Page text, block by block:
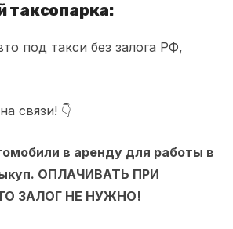
таксопарка:
под такси без залога РФ,
связи! 👇
в аренду для работы в
ОПЛАЧИВАТЬ ПРИ
ЗАЛОГ НЕ НУЖНО!